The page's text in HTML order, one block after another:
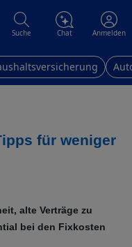
Suche Chat Anmelden
für weniger
alte Verträge zu
bei den Fixkosten